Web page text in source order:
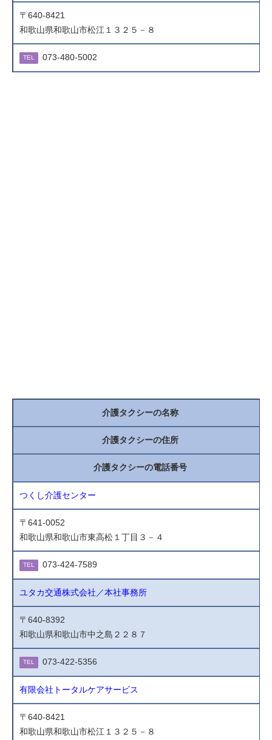
〒640-8421
和歌山県和歌山市松江１３２５－８
TEL 073-480-5002
介護タクシーの名称
介護タクシーの住所
介護タクシーの電話番号
つくし介護センター
〒641-0052
和歌山県和歌山市東高松１丁目３－４
TEL 073-424-7589
ユタカ交通株式会社／本社事務所
〒640-8392
和歌山県和歌山市中之島２２８７
TEL 073-422-5356
有限会社トータルケアサービス
〒640-8421
和歌山県和歌山市松江１３２５－８